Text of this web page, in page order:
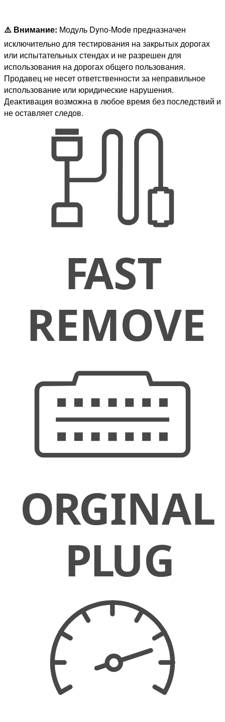
⚠️ Внимание: Модуль Dyno-Mode предназначен
исключительно для тестирования на закрытых дорогах
или испытательных стендах и не разрешен для
использования на дорогах общего пользования.
Продавец не несет ответственности за неправильное
использование или юридические нарушения.
Деактивация возможна в любое время без последствий и
не оставляет следов.